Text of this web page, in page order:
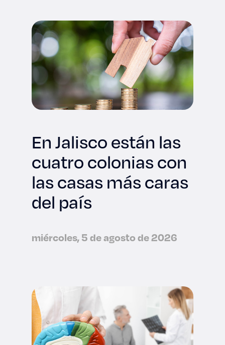
En Jalisco están las
cuatro colonias con
las casas más caras
del país
miércoles, 5 de agosto de 2026